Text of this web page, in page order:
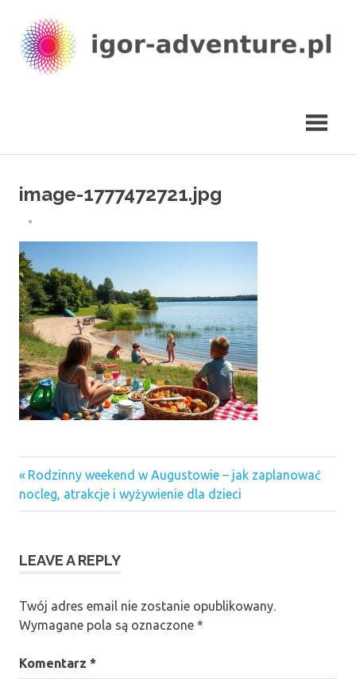
content
image-1777472721.jpg
29 KWIETNIA 2026
Nawigacja
wpisu
Previous
Post:
Rodzinny weekend w Augustowie – jak zaplanować
nocleg, atrakcje i wyżywienie dla dzieci
LEAVE A REPLY
Twój adres email nie zostanie opublikowany.
Wymagane pola są oznaczone *
Komentarz *